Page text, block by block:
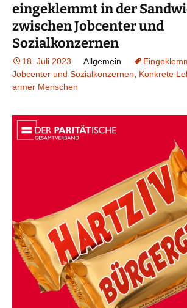
eingeklemmt in der
zwischen Jobcenter und
Sozialkonzernen
18. Juli 2023 Allgemein
Jobcenter und Sozialkonzernen, Konkrete
armer Menschen